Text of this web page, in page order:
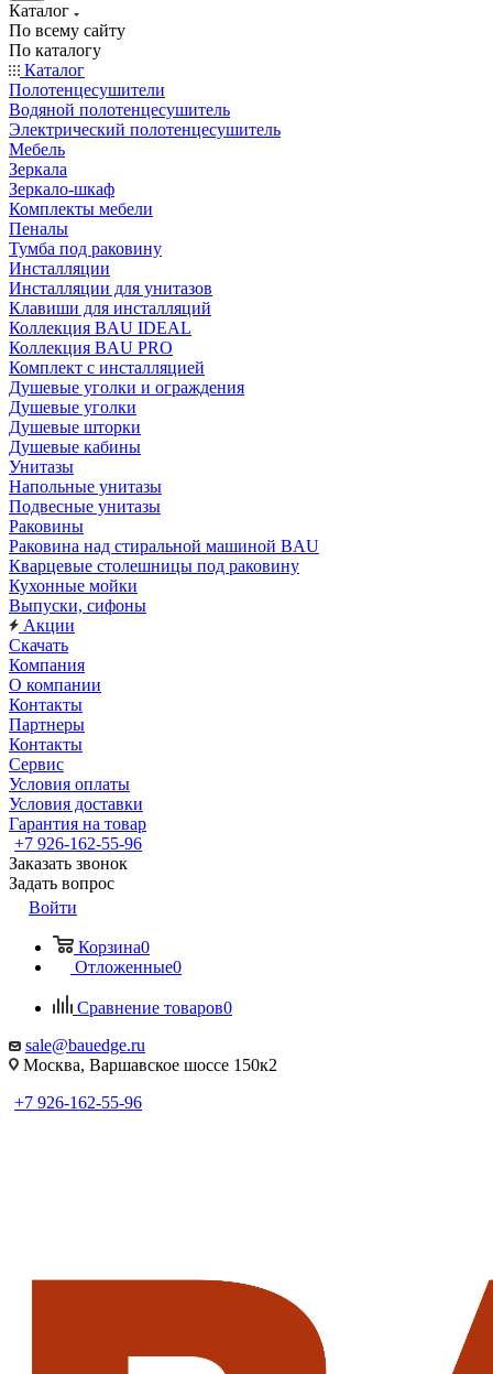
Каталог
По всему сайту
По каталогу
Каталог
Полотенцесушители
Водяной полотенцесушитель
Электрический полотенцесушитель
Мебель
Зеркала
Зеркало-шкаф
Комплекты мебели
Пеналы
Тумба под раковину
Инсталляции
Инсталляции для унитазов
Клавиши для инсталляций
Коллекция BAU IDEAL
Коллекция BAU PRO
Комплект с инсталляцией
Душевые уголки и ограждения
Душевые уголки
Душевые шторки
Душевые кабины
Унитазы
Напольные унитазы
Подвесные унитазы
Раковины
Раковина над стиральной машиной BAU
Кварцевые столешницы под раковину
Кухонные мойки
Выпуски, сифоны
Акции
Скачать
Компания
О компании
Контакты
Партнеры
Контакты
Сервис
Условия оплаты
Условия доставки
Гарантия на товар
+7 926-162-55-96
Заказать звонок
Задать вопрос
Войти
Корзина0
Отложенные0
Сравнение товаров0
sale@bauedge.ru
Москва, Варшавское шоссе 150к2
+7 926-162-55-96